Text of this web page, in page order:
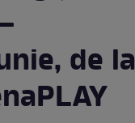
de la